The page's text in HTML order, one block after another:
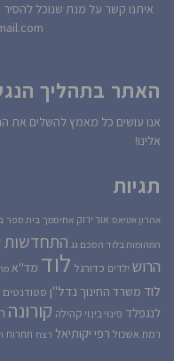
איתנו קשר על מנת שנוכל
האתר בתהליך
אנו עושים כל מאמץ להשלים את
אלינו!
תגיות
אהרון אטיאס אור ירוק אחיסמך בית ספר
המהומות בלוד הסכם גג התחדשות
הרוש ילדים כדורגל לוד מד''א
לוד משרד החינוך נדל''ן סטודנטים
לנגפלד פינוי בינוי קהילה קורונה
רמת אשכול רפי יקותיאל רצח תחרות